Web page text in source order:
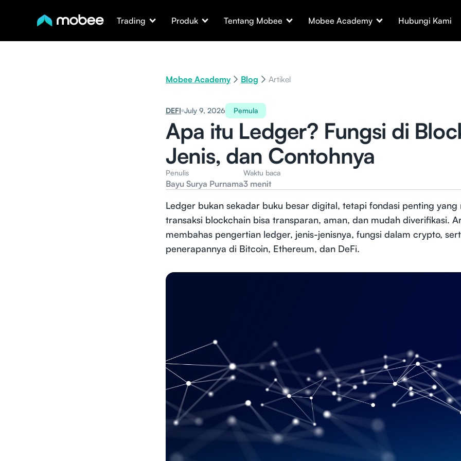
Trading Produk Tentang Mobee Mobee Academy Hubungi Kami
Mobee Academy Blog Artikel
Pemula
DEFI July 9, 2026
Apa itu Ledger? Fungsi di
Jenis, dan Contohnya
Penulis
Bayu Surya Purnama
Waktu baca
3 menit
Ledger bukan sekadar buku besar digital, tetapi fondasi penting yang
transaksi blockchain bisa transparan, aman, dan mudah diverifikasi.
membahas pengertian ledger, jenis-jenisnya, fungsi dalam crypto,
penerapannya di Bitcoin, Ethereum, dan DeFi.